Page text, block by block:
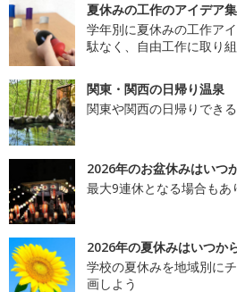
夏休みの工作のアイデア集
学年別に夏休みの工作ア
駄なく、自由工作に取り組
関東・関西の日帰り温泉
関東や関西の日帰りでき
2026年のお盆休みはいつ
最大9連休となる場合もあ
2026年の夏休みはいつか
学校の夏休みを地域別に
画しよう